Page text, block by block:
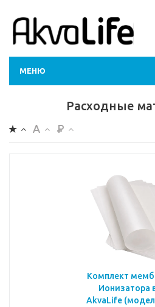
МЕНЮ
Расходные
Комплект
Ионизатора
AkvaLife